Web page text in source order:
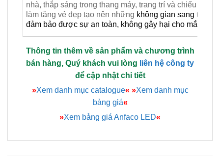
nhà, thắp sáng trong thang máy, trang trí và chiếu
làm tăng vẻ đẹp tạo nên những không gian sang
đảm bảo được sự an toàn, không gây hại cho mắt
Thông tin thêm về sản phẩm và chương trình
bán hàng, Quý khách vui lòng liên hệ công ty
để cập nhật chi tiết
»Xem danh mục catalogue« »Xem danh mục
bảng giá«
»Xem bảng giá Anfaco LED«